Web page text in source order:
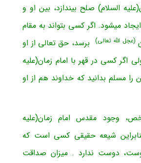
السلام) صلح بیندازد، بین او و
میشود. اگر کسی بتواند به مقام
(عجل الله تعالی)
برسد، حق تعالی از او
کسی در قهر با امام زمان(علیه
را مسلم بدانید که خداوند هم از او
وجود مقدس امام زمان(علیه
شیعه حقیقی کسی است که
دوست ندارد . میزان صداقت